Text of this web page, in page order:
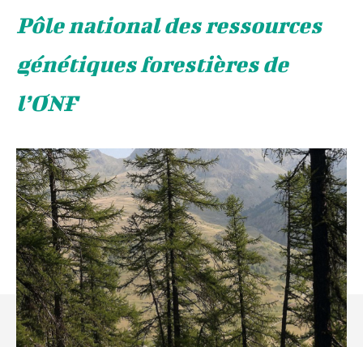
Pôle national des ressources
génétiques forestières de
l’ONF